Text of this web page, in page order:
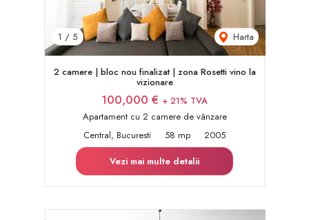
1 / 5 Harta
2 camere | bloc nou finalizat | zona Rosetti vino la
vizionare
100,000 € + 21% TVA
Apartament cu 2 camere de vânzare
Central, Bucuresti
58 mp
2005
Vezi mai multe detalii